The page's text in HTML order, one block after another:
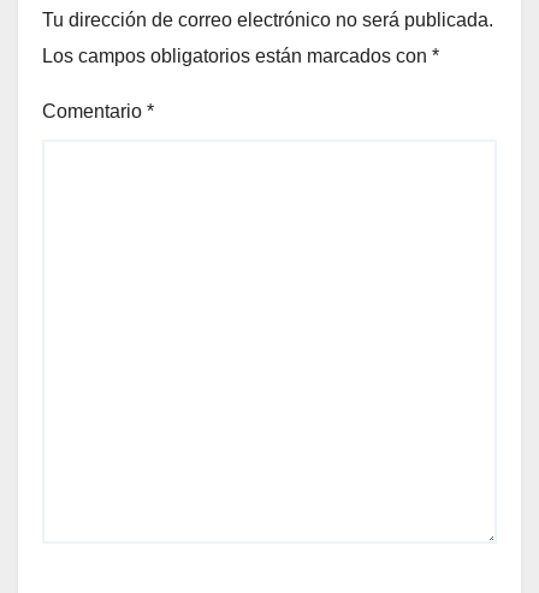
Tu dirección de correo electrónico no será publicada.
Los campos obligatorios están marcados con *
Comentario *